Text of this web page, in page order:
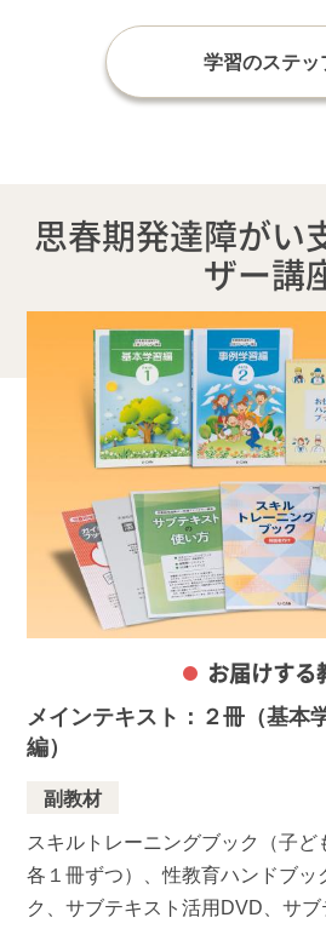
学習のステッ
思春期発達障がい
ザー講
お届けする
メインテキスト：２冊（基本
編）
副教材
スキルトレーニングブック（子
各１冊ずつ）、性教育ハンドブッ
ク、サブテキスト活用DVD、サ